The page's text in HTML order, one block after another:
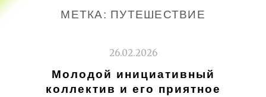
МЕТКА: ПУТЕШЕСТВИЕ
26.02.2026
Молодой инициативный
коллектив и его приятное